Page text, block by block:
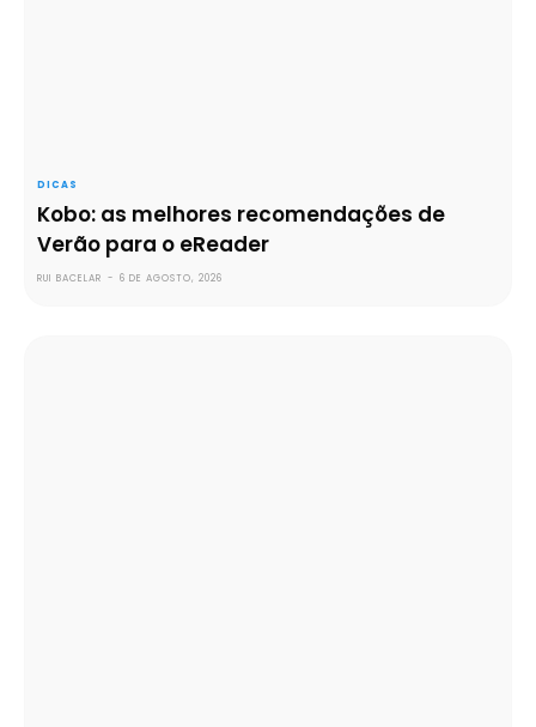
DICAS
Kobo: as melhores recomendações de
Verão para o eReader
RUI BACELAR - 6 DE AGOSTO, 2026